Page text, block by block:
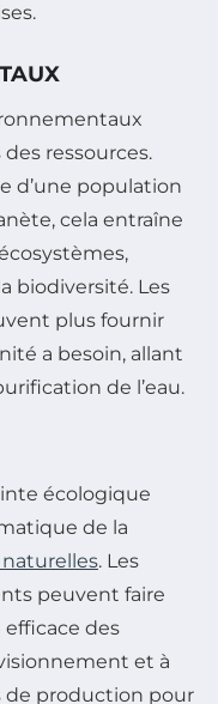
ressources.
d’une population
cela entraîne
biodiversité. Les
plus fournir
a besoin, allant
de l’eau.
écologique
de la
naturelles. Les
peuvent faire
efficace des
et à
de production pour